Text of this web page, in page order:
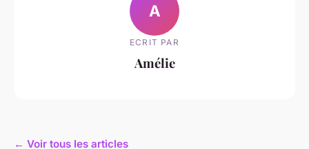
A
ECRIT PAR
Amélie
← Voir tous les articles